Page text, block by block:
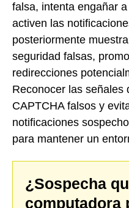
falsa, intenta engañar
activen las
posteriormente
seguridad falsas,
redirecciones
Reconocer las señales
CAPTCHA falsos y
notificaciones
para mantener un
¿Sospecha
computadora